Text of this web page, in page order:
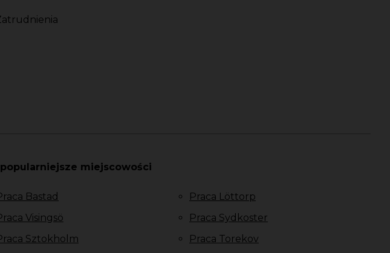
miejscowości
Bastad
Visingsö
Sztokholm
Praca Löttorp
Praca Sydkoster
Praca Torekov